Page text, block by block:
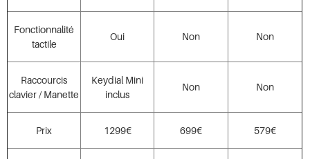
Fonctionnalité
tactile
Oui Non Non
Raccourcis
clavier / Manette
Keydial Mini
inclus
Non Non
Prix 1299€ 699€ 579€